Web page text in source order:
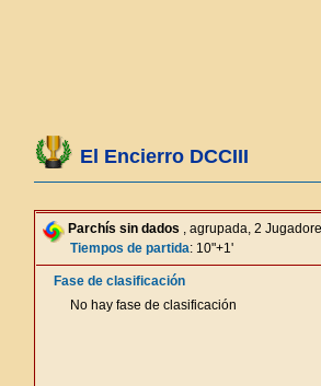
El Encierro DCCIII
Parchís sin dados , agrupada, 2
Tiempos de partida: 10"+1'
Fase de clasificación
No hay fase de clasificación